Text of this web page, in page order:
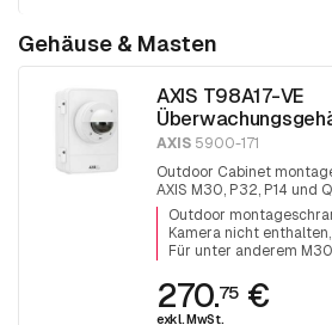
Gehäuse & Masten
AXIS T98A17-VE
AXIS 5900-171
Outdoor Cabinet
AXIS M30, P32, P14 und
Lieferumfang enthalten).
Outdoor
Kamera nicht enthalten
Für unter anderem M30,
270.75 €
exkl. MwSt.